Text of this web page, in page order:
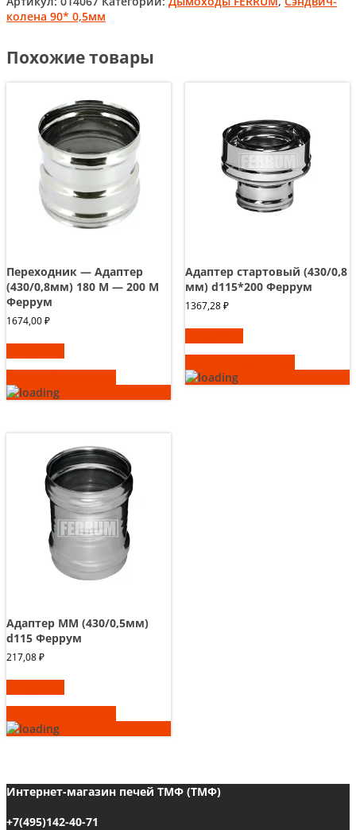
колена 90* 0,5мм
Похожие товары
Переходник — Адаптер
(430/0,8мм) 180 М — 200 М
Феррум
1674,00₽
Адаптер стартовый (430/0,8
мм) d115*200 Феррум
1367,28₽
Адаптер ММ (430/0,5мм)
d115 Феррум
217,08₽
Интернет-магазин печей ТМФ (ТМФ)
+7(495)142-40-71